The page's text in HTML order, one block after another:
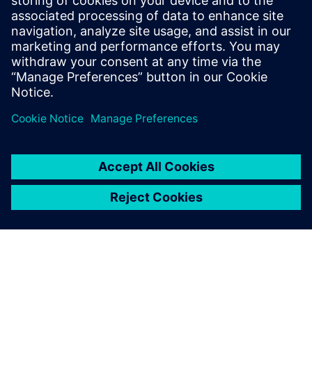
根据他们的要求进行设计。
艾伦·霍克内尔 (Alan Hocknell), 研发部 (R&D) 高级副总裁,
Callaway Golf